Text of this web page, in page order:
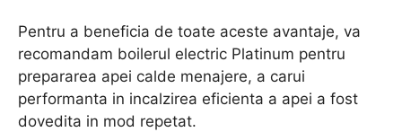
Pentru a beneficia de toate aceste avantaje, va
recomandam boilerul electric Platinum pentru
prepararea apei calde menajere, a carui
performanta in incalzirea eficienta a apei a fost
dovedita in mod repetat.